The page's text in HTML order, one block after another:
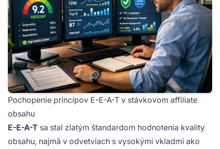
Pochopenie princípov E-E-A-T v stávkovom affiliate
obsahu
E-E-A-T sa stal zlatým štandardom hodnotenia kvality
obsahu, najmä v odvetviach s vysokými vkladmi ako